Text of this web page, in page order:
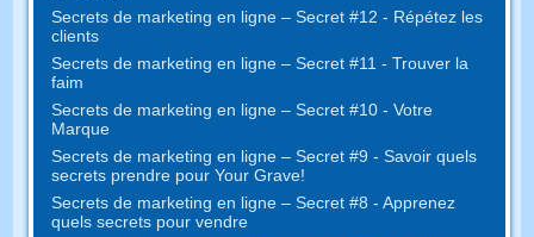
Secrets de marketing en ligne – Secret #12 - Répétez les
clients
Secrets de marketing en ligne – Secret #11 - Trouver la
faim
Secrets de marketing en ligne – Secret #10 - Votre
Marque
Secrets de marketing en ligne – Secret #9 - Savoir quels
secrets prendre pour Your Grave!
Secrets de marketing en ligne – Secret #8 - Apprenez
quels secrets pour vendre